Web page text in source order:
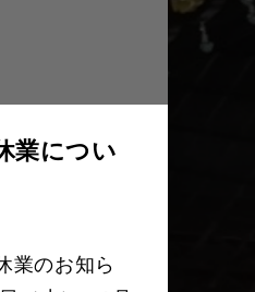
業につい
業のお知ら